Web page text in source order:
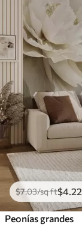
$7.03/sq ft$4 .22
Peonías grandes